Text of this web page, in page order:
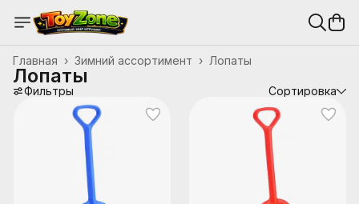
Лопаты
Зимний ассортимент ›
Главная ›
Лопаты
Фильтры Сортировка